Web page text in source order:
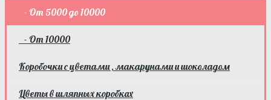
- От 5000 до 10000
- От 10000
Коробочки с цветами , макарунами и шоколадом
Цветы в шляпных коробках